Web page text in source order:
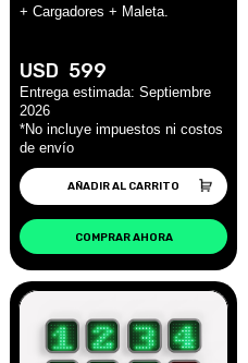
+ Cargadores + Maleta.
USD 599
AÑADIR AL CARRITO
COMPRAR AHORA